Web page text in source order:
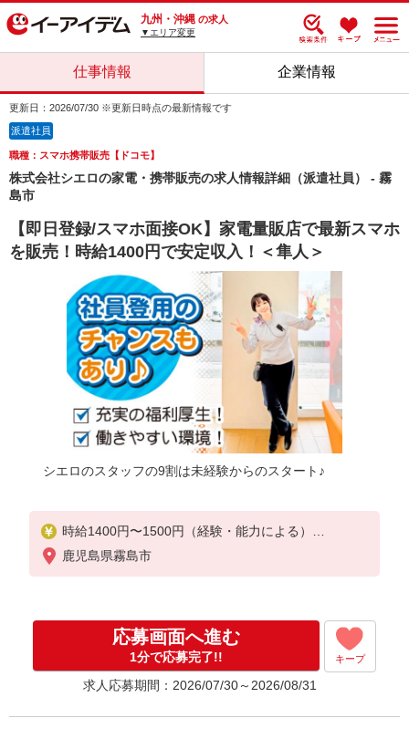
九州・沖縄 の求人
▼エリア変更
仕事情報 企業情報
更新日：2026/07/30 ※更新日時点の最新情報です
派遣社員
職種：スマホ携帯販売【ドコモ】
株式会社シエロの家電・携帯販売の求人情報詳細（派遣社員） - 霧
島市
【即日登録/スマホ面接OK】家電量販店で最新スマホ
を販売！時給1400円で安定収入！＜隼人＞
シエロのスタッフの9割は未経験からのスタート♪
時給1400円〜1500円（経験・能力による）
※残業代支給
★交通費別途支給（規定あり）
入社祝い金10万円支給(規定有)
お友達を紹介頂くと,
インセンティブ支給(規定有)
゜・。○。・゜+゜・。○。・゜+゜
鹿児島県霧島市
応募画面へ進む
1分で応募完了!! キープ
求人応募期間：2026/07/30～2026/08/31